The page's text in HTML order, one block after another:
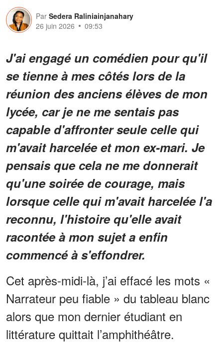
Par Sedera Raliniainjanahary
26 juin 2026
09:53
J'ai engagé un comédien pour qu'il
se tienne à mes côtés lors de la
réunion des anciens élèves de mon
lycée, car je ne me sentais pas
capable d'affronter seule celle qui
m'avait harcelée et mon ex-mari. Je
pensais que cela ne me donnerait
qu'une soirée de courage, mais
lorsque celle qui m'avait harcelée l'a
reconnu, l'histoire qu'elle avait
racontée à mon sujet a enfin
commencé à s'effondrer.
Cet après-midi-là, j’ai effacé les mots «
Narrateur peu fiable » du tableau blanc
alors que mon dernier étudiant en
littérature quittait l’amphithéâtre.